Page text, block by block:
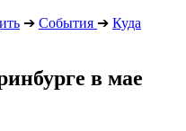
➔ События ➔ Куда
в мае